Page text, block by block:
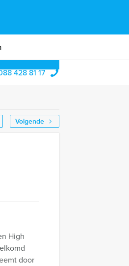
428 81 17
Volgende
High
door